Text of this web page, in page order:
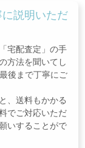
説明いただ
宅配査定」の手
方法を聞いてし
後まで丁寧にご
、送料もかかる
でご対応いただ
いすることがで